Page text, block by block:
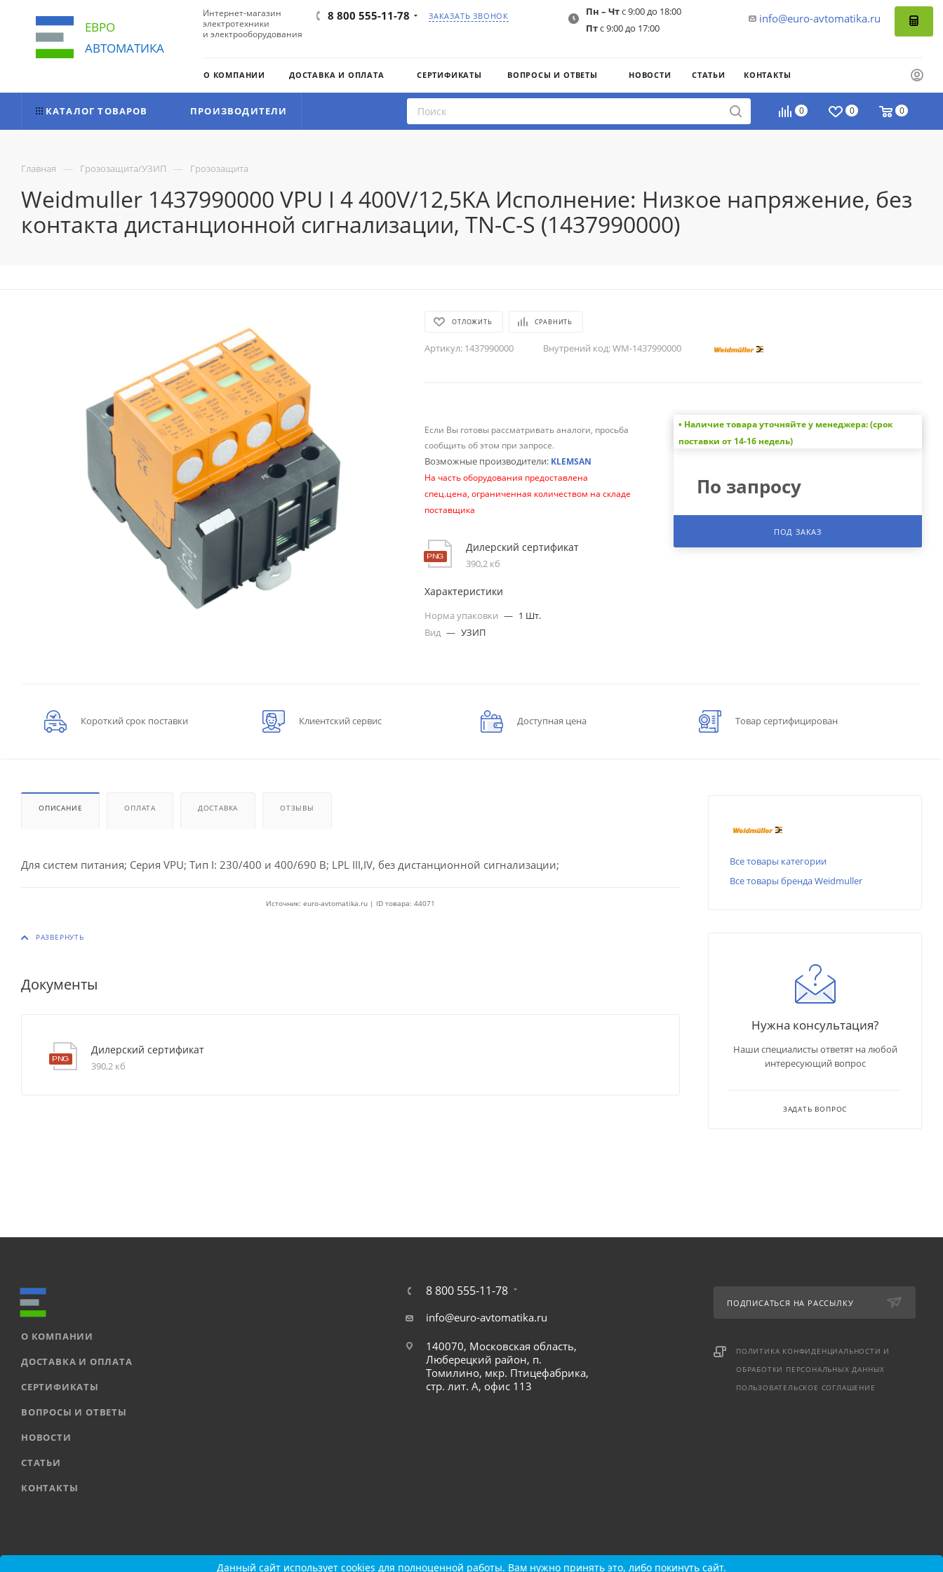
ЕВРО
АВТОМАТИКА
Интернет-магазин
электротехники
и электрооборудования
8 800 555-11-78 ЗАКАЗАТЬ ЗВОНОК info@euro-avtomatika.ru
Пн – Чтс 9:00 до 18:00
Птс 9:00 до 17:00
О КОМПАНИИ ДОСТАВКА И ОПЛАТА СЕРТИФИКАТЫ ВОПРОСЫ И ОТВЕТЫ НОВОСТИ СТАТЬИ КОНТАКТЫ
0 0 0
КАТАЛОГ ТОВАРОВ ПРОИЗВОДИТЕЛИ
Главная — Грозозащита/УЗИП — Грозозащита
Weidmuller 1437990000 VPU I 4 400V/12,5KA Исполнение: Низкое напряжение, без
контакта дистанционной сигнализации, TN-C-S (1437990000)
ОТЛОЖИТЬ СРАВНИТЬ
Артикул: 1437990000 Внутрений код:WM-1437990000
Если Вы готовы рассматривать аналоги, просьба
сообщить об этом при запросе.
Возможные производители: KLEMSAN
На часть оборудования предоставлена
спец.цена, ограниченная количеством на складе
поставщика
Дилерский сертификат
390,2 кб
Характеристики
Норма упаковки — 1 Шт.
Вид — УЗИП
• Наличие товара уточняйте у менеджера: (срок
поставки от 14-16 недель)
По запросу
ПОД ЗАКАЗ
Короткий срок поставки Клиентский сервис Доступная цена Товар сертифицирован
ОПИСАНИЕ ОПЛАТА ДОСТАВКА ОТЗЫВЫ
Для систем питания; Серия VPU; Тип I: 230/400 и 400/690 В; LPL III,IV, без дистанционной сигнализации;
Источник: euro-avtomatika.ru | ID товара: 44071
Документы
Дилерский сертификат
390,2 кб
Все товары категории
Все товары бренда Weidmuller
Нужна консультация?
Наши специалисты ответят на любой
интересующий вопрос
ЗАДАТЬ ВОПРОС
О КОМПАНИИ
ДОСТАВКА И ОПЛАТА
СЕРТИФИКАТЫ
ВОПРОСЫ И ОТВЕТЫ
НОВОСТИ
СТАТЬИ
КОНТАКТЫ
8 800 555-11-78
info@euro-avtomatika.ru
140070, Московская область,
Люберецкий район, п.
Томилино, мкр. Птицефабрика,
стр. лит. А, офис 113
ПОДПИСАТЬСЯ НА РАССЫЛКУ
ПОЛИТИКА КОНФИДЕНЦИАЛЬНОСТИ И
ОБРАБОТКИ ПЕРСОНАЛЬНЫХ ДАННЫХ
ПОЛЬЗОВАТЕЛЬСКОЕ СОГЛАШЕНИЕ
Карта сайтаДанный сайт использует cookies для полноценной работы. Вам нужно принять это, либо покинуть сайт.